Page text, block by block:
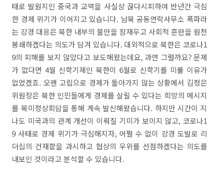
태로 발원지인 중국과 교역을 사실상 끊다시피하여 반년간 극심
한 경제 위기가 이어지고 있습니다. 남북 공동연락사무소 폭파라
는 강경 대응은 북한 내부의 불만을 잠재우고 사회적 혼란을 원천
봉쇄하겠다는 의도가 담겨 있습니다. 대외적으로 북한은 코로나1
9의 피해를 보지 않았다고 보도해왔는데요, 과연 그럴까요? 문제
가 없다면 4월 신학기제인 북한이 6월로 신학기를 미룰 이유가
없었겠죠. 오랜 고립으로 경제가 돌아가지 않는 상황에서 김정은
위원장은 북한 인민들에게 경제를 살릴 수 있다는 희망의 메시지
를 북미정상회담을 통해 계속 발신해왔습니다. 하지만 시간이 지
나도 미국과의 관계 개선이 이뤄질 기미가 보이지 않고, 코로나1
9 사태로 경제 위기가 극심해지자, 어쩔 수 없이 강경 도발로 리
더십의 건재함을 과시하고 협상의 우위를 선점하겠다는 의도를
내보인 것이라고 분석할 수 있습니다.